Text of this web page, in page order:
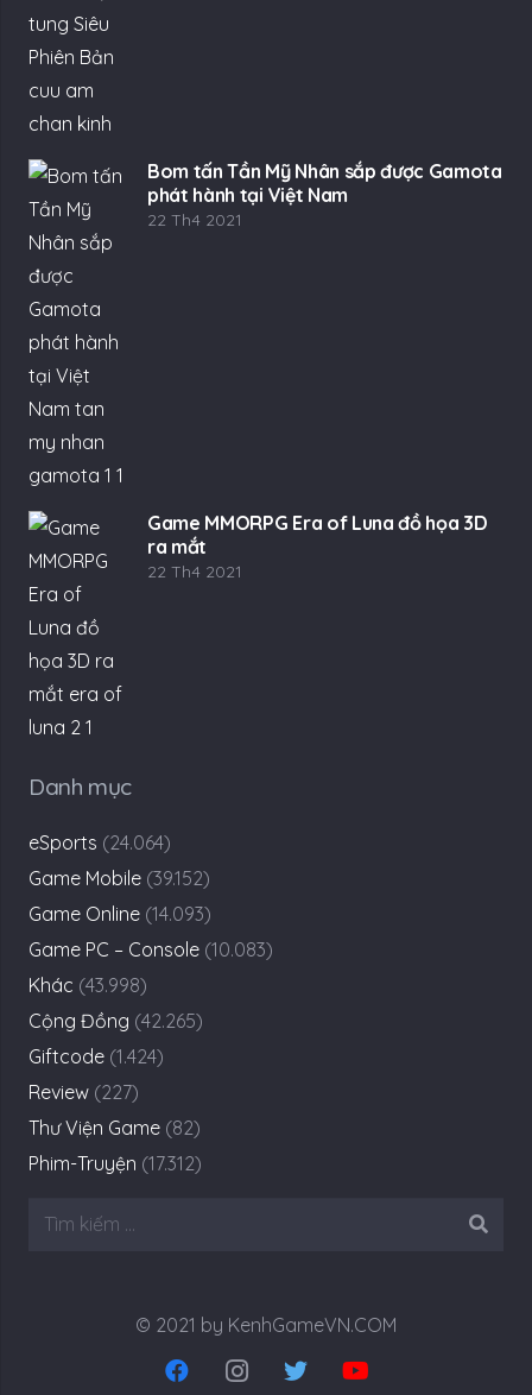
Bom tấn Tần Mỹ Nhân sắp được Gamota
phát hành tại Việt Nam
22 Th4 2021
Game MMORPG Era of Luna đồ họa 3D
ra mắt
22 Th4 2021
Danh mục
eSports (24.064)
Game Mobile (39.152)
Game Online (14.093)
Game PC – Console (10.083)
Khác (43.998)
Cộng Đồng (42.265)
Giftcode (1.424)
Review (227)
Thư Viện Game (82)
Phim-Truyện (17.312)
Tìm
© 2021 by KenhGameVN.COM